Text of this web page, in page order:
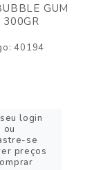
GUM
300GR
40194
login
ou
se
preços